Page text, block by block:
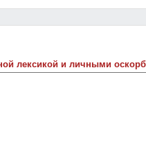
лексикой и личными